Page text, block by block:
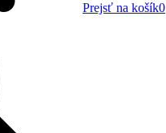
Prejsť na košík0